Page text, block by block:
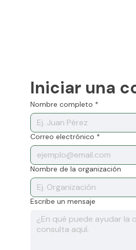
Iniciar una
Nombre completo *
Correo electrónico *
Nombre de la organización
Escribe un mensaje